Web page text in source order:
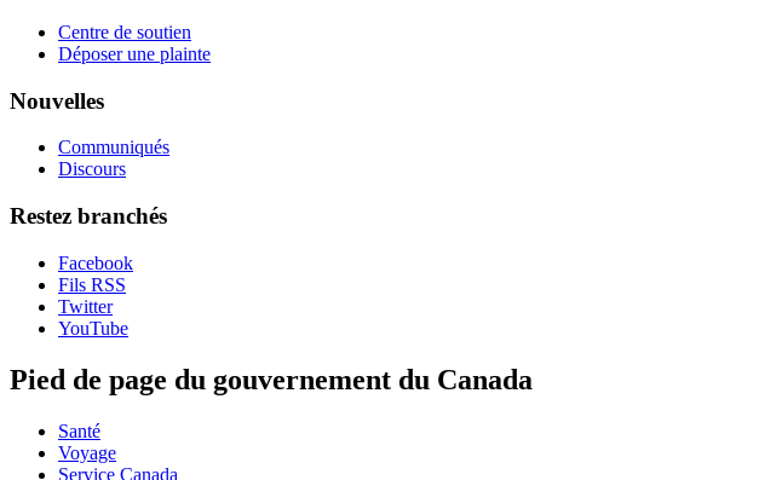
Centre de soutien
Déposer une plainte
Nouvelles
Communiqués
Discours
Restez branchés
Facebook
Fils RSS
Twitter
YouTube
Pied de page du gouvernement du Canada
Santé
Voyage
Service Canada